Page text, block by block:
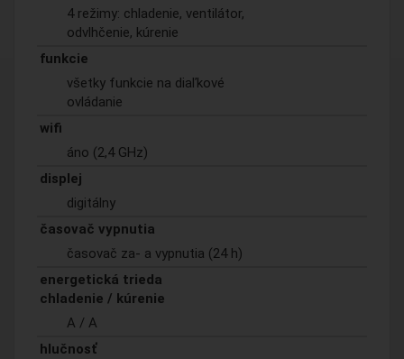
4 režimy: chladenie, ventilátor,
odvlhčenie, kúrenie
funkcie
všetky funkcie na diaľkové
ovládanie
wifi
áno (2,4 GHz)
displej
digitálny
časovač vypnutia
časovač za- a vypnutia (24 h)
energetická trieda
chladenie / kúrenie
A / A
hlučnosť